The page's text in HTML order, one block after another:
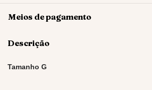
Meios de pagamento
Descrição
Tamanho G